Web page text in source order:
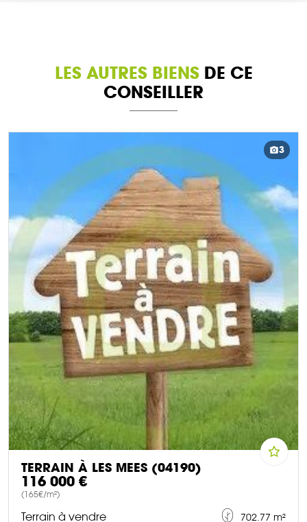
LES AUTRES BIENSDE CE
CONSEILLER
3
TERRAIN À LES MEES (04190)
116 000 €
(165€/m²)
Terrain à vendre 702.77 m²